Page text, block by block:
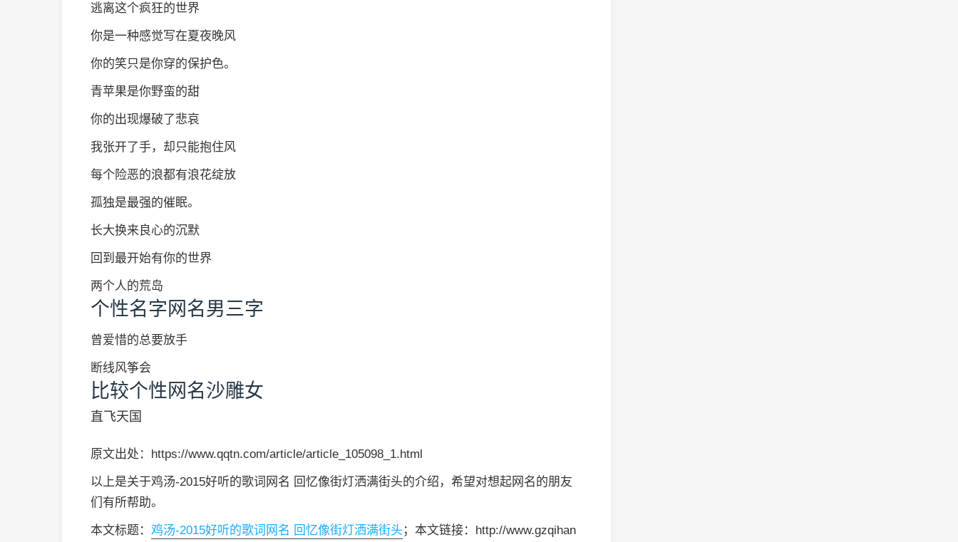
逃离这个疯狂的世界
你是一种感觉写在夏夜晚风
你的笑只是你穿的保护色。
青苹果是你野蛮的甜
你的出现爆破了悲哀
我张开了手，却只能抱住风
每个险恶的浪都有浪花绽放
孤独是最强的催眠。
长大换来良心的沉默
回到最开始有你的世界
两个人的荒岛
个性名字网名男三字
曾爱惜的总要放手
断线风筝会
比较个性网名沙雕女
直飞天国
原文出处：https://www.qqtn.com/article/article_105098_1.html
以上是关于鸡汤-2015好听的歌词网名 回忆像街灯洒满街头的介绍，希望对想起网名的朋友
们有所帮助。
本文标题： 鸡汤-2015好听的歌词网名 回忆像街灯洒满街头 ；本文链接：http://www.gzqihan